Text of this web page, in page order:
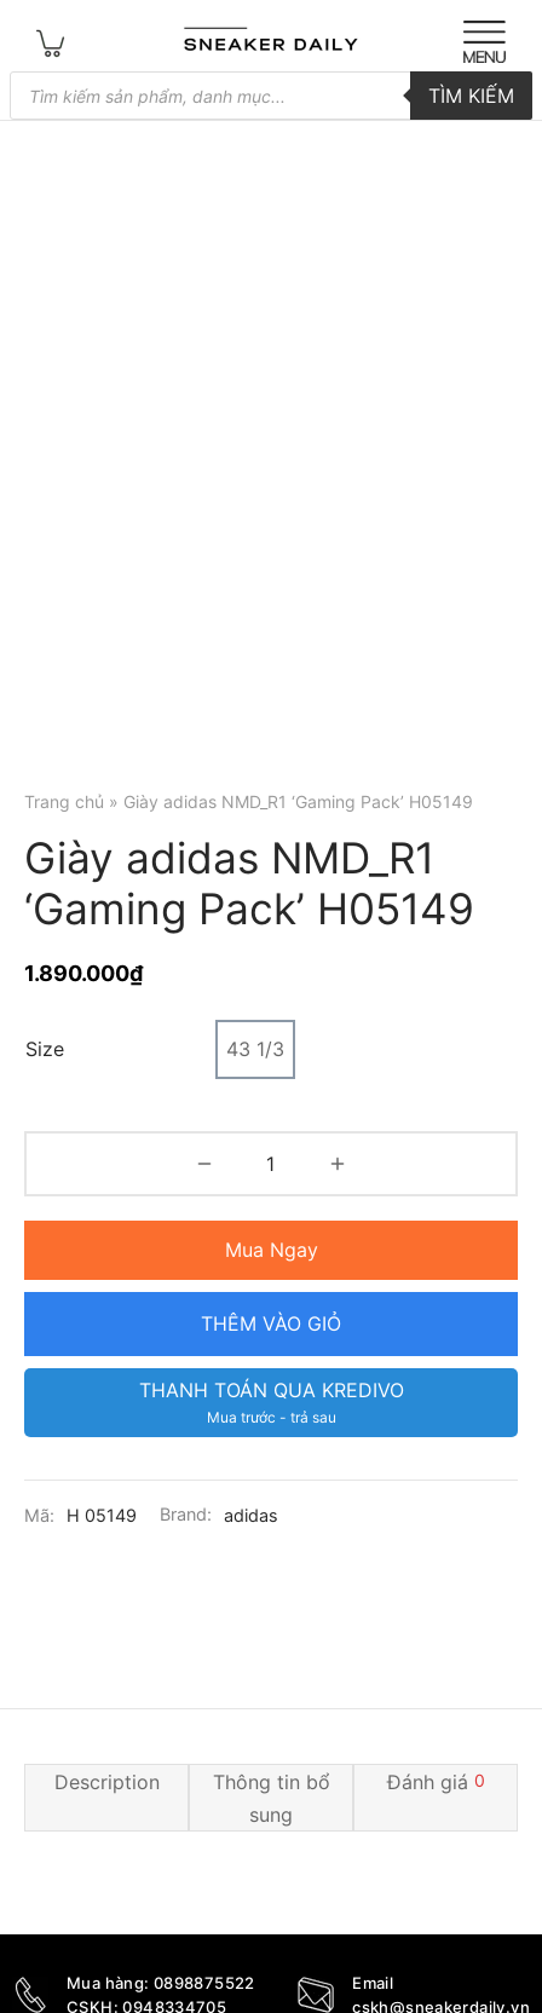
Tìm
kiếm
sản
TÌM KIẾM
Trang chủ » Giày adidas NMD_R1 ‘Gaming Pack’ H05149
Giày adidas NMD_R1
‘Gaming Pack’ H05149
1.890.000₫
Size 43 1/3
Mua Ngay
THÊM VÀO GIỎ
THANH TOÁN QUA KREDIVO
Mua trước - trả sau
Mã: H 05149 Brand: adidas
Description
Thông tin bổ
sung
Đánh giá 0
Mua hàng: 0898875522
CSKH:0948334705
Email
cskh@sneakerdaily.vn